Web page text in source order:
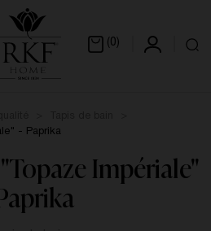
(0)
- Paprika
Impériale"